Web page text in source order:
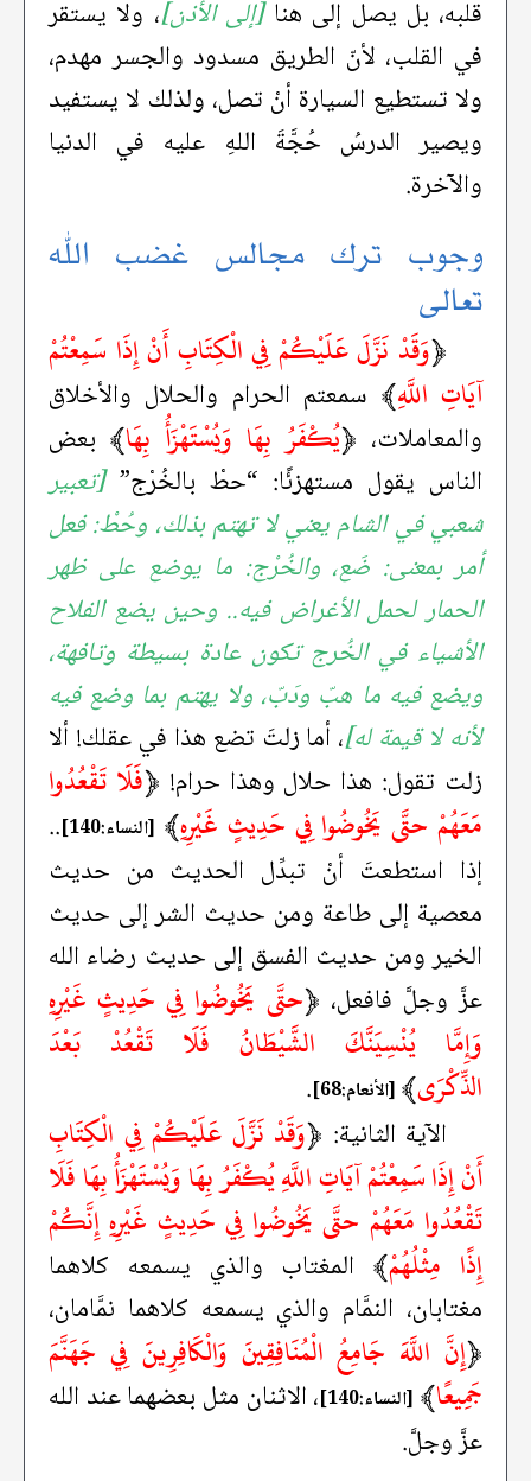
قلبه، بل يصل إلى هنا[إلى الأذن]، ولا يستقر
في القلب، لأنّ الطريق مسدود والجسر مهدم،
ولا تستطيع السيارة أنْ تصل، ولذلك لا يستفيد
ويصير الدرسُ حُجَّةَ اللهِ عليه في الدنيا
والآخرة.
وجوب ترك مجالس غضب الله
تعالى
﴿وَقَدْ نَزَّلَ عَلَيْكُمْ فِي الْكِتَابِ أَنْ إِذَا سَمِعْتُمْ
آيَاتِ اللَّهِ﴾ سمعتم الحرام والحلال والأخلاق
والمعاملات، ﴿يُكْفَرُ بِهَا وَيُسْتَهْزَأُ بِهَا﴾ بعض
الناس يقول مستهزئًا: “حطْ بالخُرْج”[تعبير
شعبي في الشام يعني لا تهتم بذلك، وحُطْ: فعل
أمر بمعنى: ضَع، والخُرْج: ما يوضع على ظهر
الحمار لحمل الأغراض فيه.. وحين يضع الفلاح
الأشياء في الخُرج تكون عادة بسيطة وتافهة،
ويضع فيه ما هبّ ودَبّ، ولا يهتم بما وضع فيه
لأنه لا قيمة له]، أما زلتَ تضع هذا في عقلك! ألا
زلت تقول: هذا حلال وهذا حرام! ﴿فَلَا تَقْعُدُوا
مَعَهُمْ حتَّى يَخُوضُوا فِي حَدِيثٍ غَيْرِهِ﴾ [النساء:140]
..
إذا استطعتَ أنْ تبدِّل الحديث من حديث
معصية إلى طاعة ومن حديث الشر إلى حديث
الخير ومن حديث الفسق إلى حديث رضاء الله
عزَّ وجلَّ فافعل، ﴿حتَّى يَخُوضُوا فِي حَدِيثٍ غَيْرِهِ
وَإِمَّا يُنْسِيَنَّكَ الشَّيْطَانُ فَلَا تَقْعُدْ بَعْدَ
الذِّكْرَى﴾ [الأنعام:68]
.
الآية الثانية: ﴿وَقَدْ نَزَّلَ عَلَيْكُمْ فِي الْكِتَابِ
أَنْ إِذَا سَمِعْتُمْ آيَاتِ اللَّهِ يُكْفَرُ بِهَا وَيُسْتَهْزَأُ بِهَا فَلَا
تَقْعُدُوا مَعَهُمْ حتَّى يَخُوضُوا فِي حَدِيثٍ غَيْرِهِ إِنَّكُمْ
إِذًا مِثْلُهُمْ﴾المغتاب والذي يسمعه كلاهما
مغتابان، النمَّام والذي يسمعه كلاهما نمَّامان،
﴿إِنَّ اللَّهَ جَامِعُ الْمُنَافِقِينَ وَالْكَافِرِينَ فِي جَهَنَّمَ
جَمِيعًا﴾ [النساء:140]
، الاثنان مثل بعضهما عند الله
عزَّ وجلَّ.